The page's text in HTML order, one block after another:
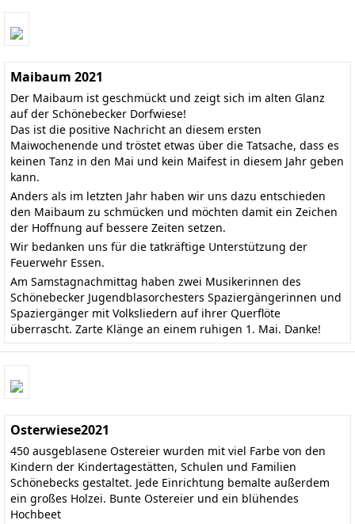
Maibaum 2021
Der Maibaum ist geschmückt und zeigt sich im alten Glanz
auf der Schönebecker Dorfwiese!
Das ist die positive Nachricht an diesem ersten
Maiwochenende und tröstet etwas über die Tatsache, dass es
keinen Tanz in den Mai und kein Maifest in diesem Jahr geben
kann.
Anders als im letzten Jahr haben wir uns dazu entschieden
den Maibaum zu schmücken und möchten damit ein Zeichen
der Hoffnung auf bessere Zeiten setzen.
Wir bedanken uns für die tatkräftige Unterstützung der
Feuerwehr Essen.
Am Samstagnachmittag haben zwei Musikerinnen des
Schönebecker Jugendblasorchesters Spaziergängerinnen und
Spaziergänger mit Volksliedern auf ihrer Querflöte
überrascht. Zarte Klänge an einem ruhigen 1. Mai. Danke!
Osterwiese2021
450 ausgeblasene Ostereier wurden mit viel Farbe von den
Kindern der Kindertagestätten, Schulen und Familien
Schönebecks gestaltet. Jede Einrichtung bemalte außerdem
ein großes Holzei. Bunte Ostereier und ein blühendes
Hochbeet